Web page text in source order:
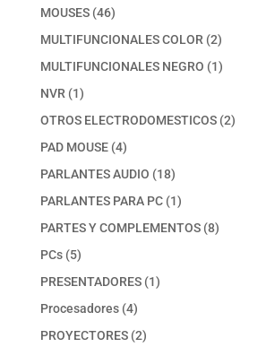
MOUSES 4646
productos
MULTIFUNCIONALES COLOR 22
productos
MULTIFUNCIONALES NEGRO 11
NVR 11
producto
OTROS ELECTRODOMESTICOS 22
PAD MOUSE 44
productos
PARLANTES AUDIO 1818
productos
PARLANTES PARA PC 11
producto
PARTES Y COMPLEMENTOS 88
PCs 55
productos
PRESENTADORES 11
Procesadores 44
productos
PROYECTORES 22